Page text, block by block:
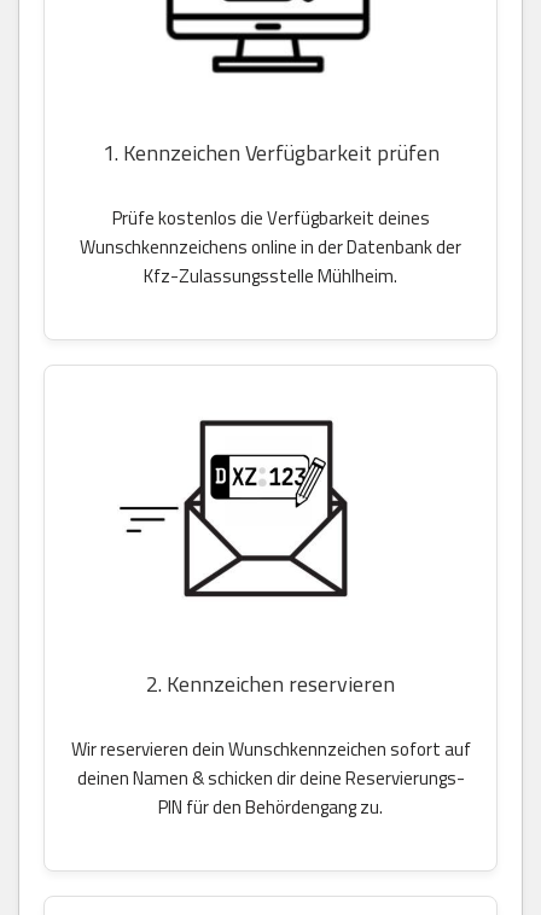
1. Kennzeichen Verfügbarkeit prüfen
Prüfe kostenlos die Verfügbarkeit deines
Wunschkennzeichens online in der Datenbank der
Kfz-Zulassungsstelle Mühlheim.
2. Kennzeichen reservieren
Wir reservieren dein Wunschkennzeichen sofort auf
deinen Namen & schicken dir deine Reservierungs-
PIN für den Behördengang zu.